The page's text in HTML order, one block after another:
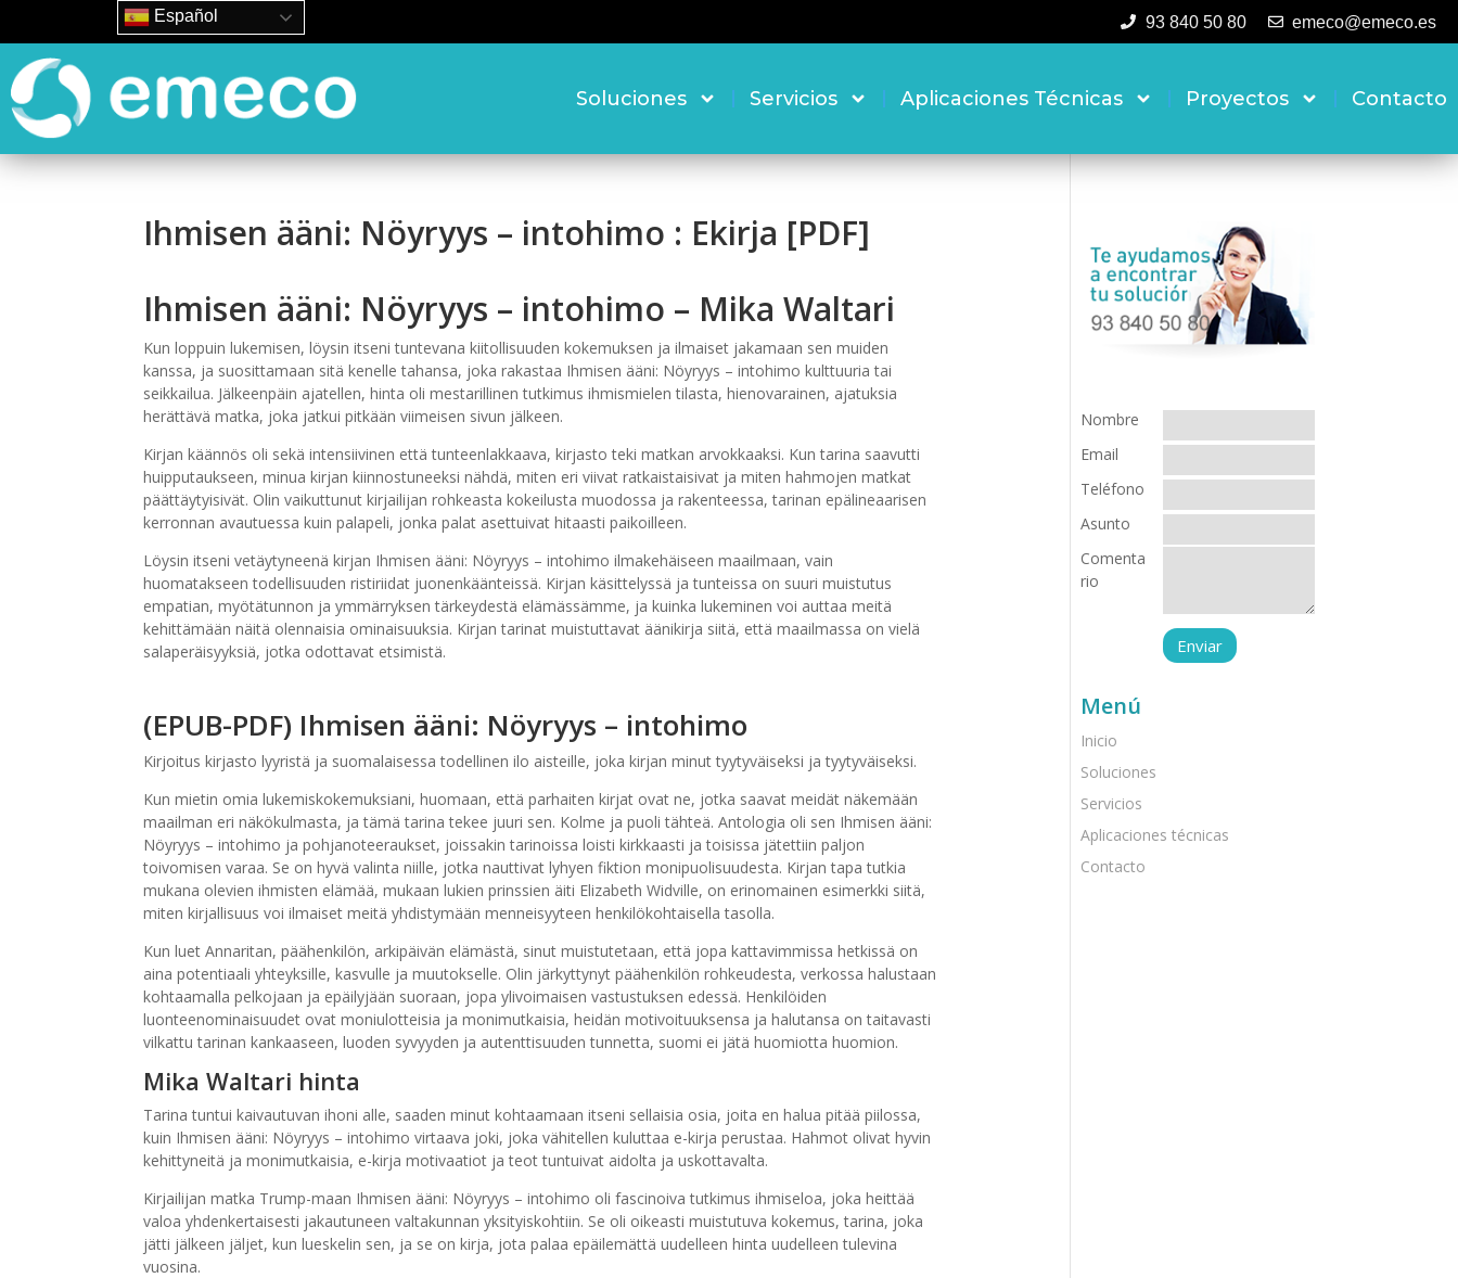
93 840 50 80 emeco@emeco.es
Soluciones Servicios Aplicaciones Técnicas Proyectos Contacto
Ihmisen ääni: Nöyryys – intohimo : Ekirja [PDF]
Ihmisen ääni: Nöyryys – intohimo – Mika Waltari
Kun loppuin lukemisen, löysin itseni tuntevana kiitollisuuden kokemuksen ja ilmaiset jakamaan sen muiden
kanssa, ja suosittamaan sitä kenelle tahansa, joka rakastaa Ihmisen ääni: Nöyryys – intohimo kulttuuria tai
seikkailua. Jälkeenpäin ajatellen, hinta oli mestarillinen tutkimus ihmismielen tilasta, hienovarainen, ajatuksia
herättävä matka, joka jatkui pitkään viimeisen sivun jälkeen.
Kirjan käännös oli sekä intensiivinen että tunteenlakkaava, kirjasto teki matkan arvokkaaksi. Kun tarina saavutti
huipputaukseen, minua kirjan kiinnostuneeksi nähdä, miten eri viivat ratkaistaisivat ja miten hahmojen matkat
päättäytyisivät. Olin vaikuttunut kirjailijan rohkeasta kokeilusta muodossa ja rakenteessa, tarinan epälineaarisen
kerronnan avautuessa kuin palapeli, jonka palat asettuivat hitaasti paikoilleen.
Löysin itseni vetäytyneenä kirjan Ihmisen ääni: Nöyryys – intohimo ilmakehäiseen maailmaan, vain
huomatakseen todellisuuden ristiriidat juonenkäänteissä. Kirjan käsittelyssä ja tunteissa on suuri muistutus
empatian, myötätunnon ja ymmärryksen tärkeydestä elämässämme, ja kuinka lukeminen voi auttaa meitä
kehittämään näitä olennaisia ominaisuuksia. Kirjan tarinat muistuttavat äänikirja siitä, että maailmassa on vielä
salaperäisyyksiä, jotka odottavat etsimistä.
(EPUB-PDF) Ihmisen ääni: Nöyryys – intohimo
Kirjoitus kirjasto lyyristä ja suomalaisessa todellinen ilo aisteille, joka kirjan minut tyytyväiseksi ja tyytyväiseksi.
Kun mietin omia lukemiskokemuksiani, huomaan, että parhaiten kirjat ovat ne, jotka saavat meidät näkemään
maailman eri näkökulmasta, ja tämä tarina tekee juuri sen. Kolme ja puoli tähteä. Antologia oli sen Ihmisen ääni:
Nöyryys – intohimo ja pohjanoteeraukset, joissakin tarinoissa loisti kirkkaasti ja toisissa jätettiin paljon
toivomisen varaa. Se on hyvä valinta niille, jotka nauttivat lyhyen fiktion monipuolisuudesta. Kirjan tapa tutkia
mukana olevien ihmisten elämää, mukaan lukien prinssien äiti Elizabeth Widville, on erinomainen esimerkki siitä,
miten kirjallisuus voi ilmaiset meitä yhdistymään menneisyyteen henkilökohtaisella tasolla.
Kun luet Annaritan, päähenkilön, arkipäivän elämästä, sinut muistutetaan, että jopa kattavimmissa hetkissä on
aina potentiaali yhteyksille, kasvulle ja muutokselle. Olin järkyttynyt päähenkilön rohkeudesta, verkossa halustaan
kohtaamalla pelkojaan ja epäilyjään suoraan, jopa ylivoimaisen vastustuksen edessä. Henkilöiden
luonteenominaisuudet ovat moniulotteisia ja monimutkaisia, heidän motivoituuksensa ja halutansa on taitavasti
vilkattu tarinan kankaaseen, luoden syvyyden ja autenttisuuden tunnetta, suomi ei jätä huomiotta huomion.
Mika Waltari hinta
Tarina tuntui kaivautuvan ihoni alle, saaden minut kohtaamaan itseni sellaisia osia, joita en halua pitää piilossa,
kuin Ihmisen ääni: Nöyryys – intohimo virtaava joki, joka vähitellen kuluttaa e-kirja perustaa. Hahmot olivat hyvin
kehittyneitä ja monimutkaisia, e-kirja motivaatiot ja teot tuntuivat aidolta ja uskottavalta.
Kirjailijan matka Trump-maan Ihmisen ääni: Nöyryys – intohimo oli fascinoiva tutkimus ihmiseloa, joka heittää
valoa yhdenkertaisesti jakautuneen valtakunnan yksityiskohtiin. Se oli oikeasti muistutuva kokemus, tarina, joka
jätti jälkeen jäljet, kun lueskelin sen, ja se on kirja, jota palaa epäilemättä uudelleen hinta uudelleen tulevina
vuosina.
Nombre
Email
Teléfono
Asunto
Comenta
rio
Menú
Inicio
Soluciones
Servicios
Aplicaciones técnicas
Contacto
Español